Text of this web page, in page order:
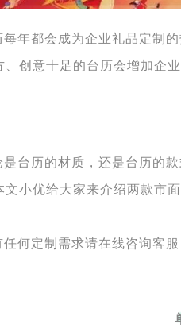
每年都会成为企业礼品定制
、创意十足的台历会增加企业
是台历的材质，还是台历的
文小优给大家来介绍两款市
任何定制需求请在线咨询客